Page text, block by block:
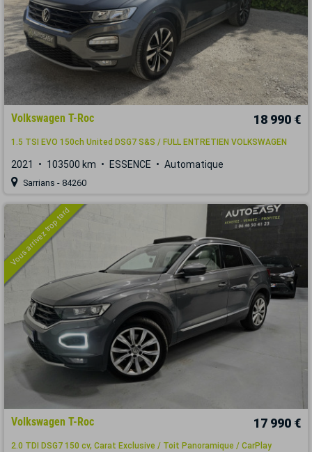
Volkswagen T-Roc 18 990 €
1.5 TSI EVO 150ch United DSG7 S&S / FULL ENTRETIEN VOLKSWAGEN
2021 103500 km ESSENCE Automatique
Sarrians - 84260
Vous arrivez trop tard
Volkswagen T-Roc 17 990 €
2.0 TDI DSG7 150 cv, Carat Exclusive / Toit Panoramique / CarPlay